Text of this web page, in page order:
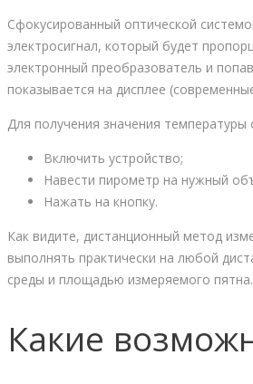
Сфокусированный оптической
электросигнал, который будет
электронный преобразователь и
показывается на дисплее
Для получения значения
Включить устройство;
Навести пирометр на нужный
Нажать на кнопку.
Как видите, дистанционный метод
выполнять практически на любой
среды и площадью измеряемого пятна.
Какие